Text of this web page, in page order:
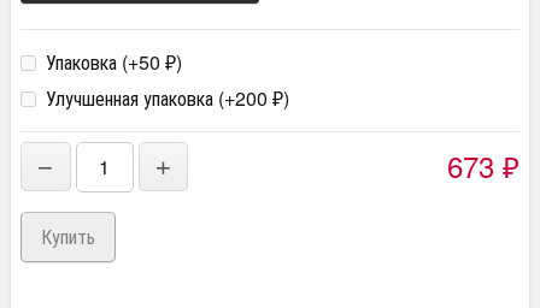
Упаковка (+50 ₽)
Улучшенная упаковка (+200 ₽)
− + 673 ₽